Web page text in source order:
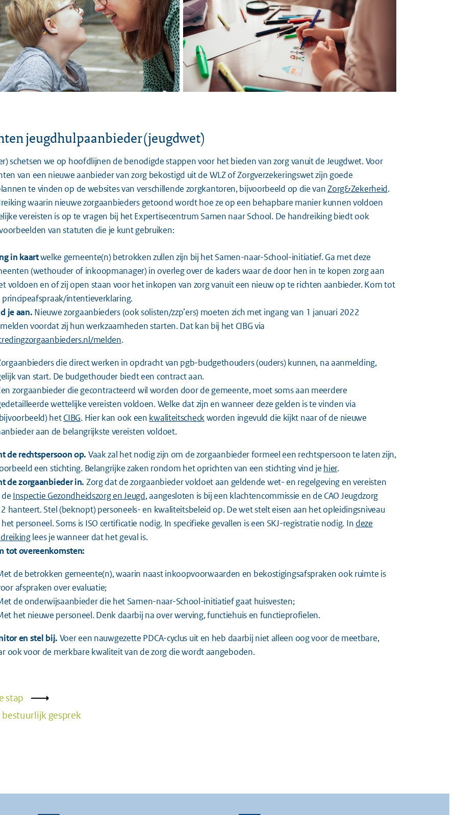
jeugdhulpaanbieder (jeugdwet)
schetsen we op hoofdlijnen de benodigde stappen voor het bieden van zorg vanuit de Jeugdwet. Voor
van een nieuwe aanbieder van zorg bekostigd uit de WLZ of Zorgverzekeringswet zijn goede
te vinden op de websites van verschillende zorgkantoren, bijvoorbeeld op die vanZorg&Zekerheid.
waarin nieuwe zorgaanbieders getoond wordt hoe ze op een behapbare manier kunnen voldoen
vereisten is op te vragen bij het Expertisecentrum Samen naar School. De handreiking biedt ook
van statuten die je kunt gebruiken:
in kaartwelke gemeente(n) betrokken zullen zijn bij het Samen-naar-School-initiatief. Ga met deze
(wethouder of inkoopmanager) in overleg over de kaders waar de door hen in te kopen zorg aan
voldoen en of zij open staan voor het inkopen van zorg vanuit een nieuw op te richten aanbieder. Kom tot
principeafspraak/intentieverklaring.
je aan. Nieuwe zorgaanbieders (ook solisten/zzp’ers) moeten zich met ingang van 1 januari 2022
voordat zij hun werkzaamheden starten. Dat kan bij het CIBG via
melden.
die direct werken in opdracht van pgb-budgethouders (ouders) kunnen, na aanmelding,
van start. De budgethouder biedt een contract aan.
zorgaanbieder die gecontracteerd wil worden door de gemeente, moet soms aan meerdere
wettelijke vereisten voldoen. Welke dat zijn en wanneer deze gelden is te vinden via
hetCIBG. Hier kan ook een kwaliteitscheckworden ingevuld die kijkt naar of de nieuwe
aan de belangrijkste vereisten voldoet.
de rechtspersoon op. Vaak zal het nodig zijn om de zorgaanbieder formeel een rechtspersoon te laten zijn,
een stichting. Belangrijke zaken rondom het oprichten van een stichting vind je hier.
de zorgaanbieder in. Zorg dat de zorgaanbieder voldoet aan geldende wet- en regelgeving en vereisten
Inspectie Gezondheidszorg en Jeugd, aangesloten is bij een klachtencommissie en de CAO Jeugdzorg
hanteert. Stel (beknopt) personeels- en kwaliteitsbeleid op. De wet stelt eisen aan het opleidingsniveau
personeel. Soms is ISO certificatie nodig. In specifieke gevallen is een SKJ-registratie nodig. In deze
lees je wanneer dat het geval is.
tot overeenkomsten:
de betrokken gemeente(n), waarin naast inkoopvoorwaarden en bekostigingsafspraken ook ruimte is
afspraken over evaluatie;
de onderwijsaanbieder die het Samen-naar-School-initiatief gaat huisvesten;
het nieuwe personeel. Denk daarbij na over werving, functiehuis en functieprofielen.
en stel bij. Voer een nauwgezette PDCA-cyclus uit en heb daarbij niet alleen oog voor de meetbare,
ook voor de merkbare kwaliteit van de zorg die wordt aangeboden.
stap
bestuurlijk gesprek